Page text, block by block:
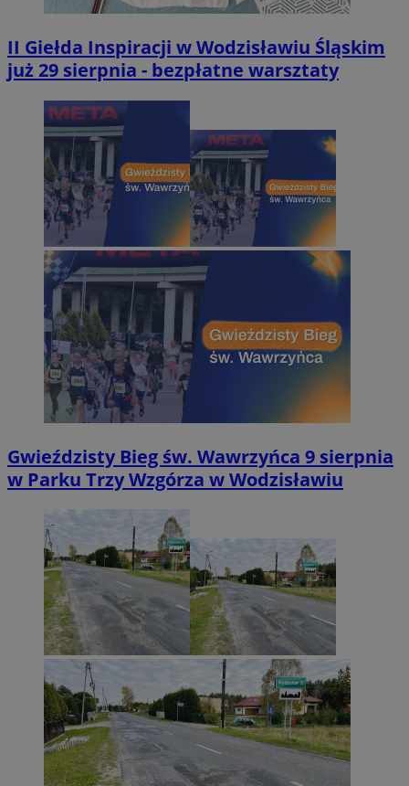
II Giełda Inspiracji w Wodzisławiu Śląskim
już 29 sierpnia - bezpłatne warsztaty
Gwieździsty Bieg św. Wawrzyńca 9 sierpnia
w Parku Trzy Wzgórza w Wodzisławiu